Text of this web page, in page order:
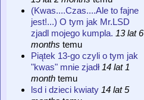
(Kwas....Czas....Ale to fajne
jest!...) O tym jak Mr.LSD
zjadl mojego kumpla. 13 lat 6
months temu
Piątek 13-go czyli o tym jak
"kwas" mnie zjadł 14 lat 1
monthtemu
lsd i dzieci kwiaty 14 lat 5